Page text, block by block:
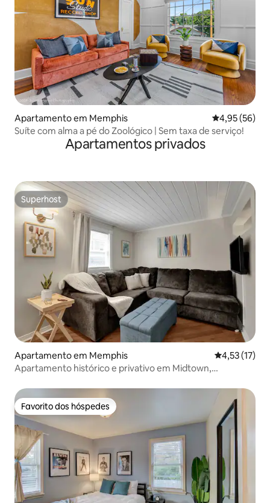
Apartamento em Memphis Classificação
4,95 (56)
Suíte com alma a pé do Zoológico | Sem taxa de serviço!
Apartamentos privados
Superhost
Superhost
Apartamento em Memphis
4,53 (17)
Apartamento histórico e privativo em Midtown,
Favorito dos hóspedes
Favorito dos hóspedes